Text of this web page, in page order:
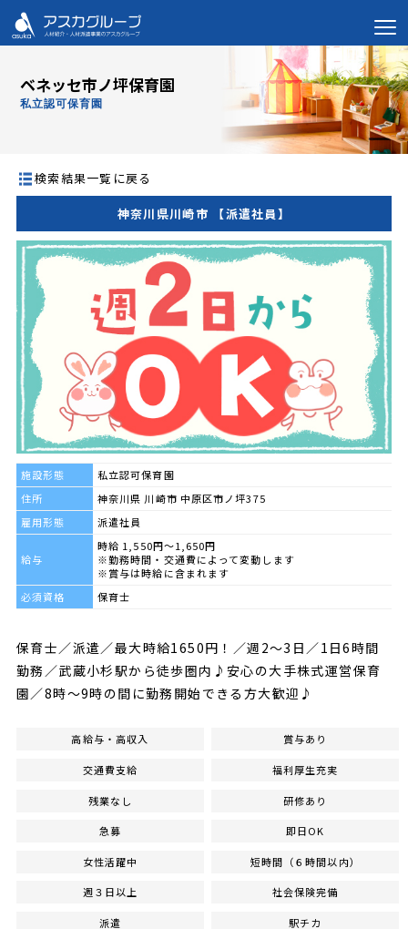
ベネッセ市ノ坪保育園
私立認可保育園
検索結果一覧に戻る
神奈川県川崎市 【派遣社員】
施設形態
私立認可保育園
住所
神奈川県 川崎市 中原区市ノ坪375
雇用形態
派遣社員
給与
時給 1,550円～1,650円
※勤務時間・交通費によって変動します
※賞与は時給に含まれます
必須資格
保育士
保育士／派遣／最大時給1650円！／週2～3日／1日6時間
勤務／武蔵小杉駅から徒歩圏内♪安心の大手株式運営保育
園／8時～9時の間に勤務開始できる方大歓迎♪
高給与・高収入 賞与あり
交通費支給 福利厚生充実
残業なし 研修あり
急募 即日OK
女性活躍中 短時間（６時間以内）
週３日以上 社会保険完備
派遣 駅チカ